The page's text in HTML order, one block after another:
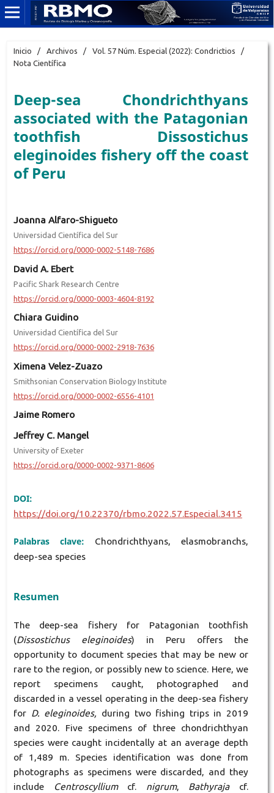
Inicio / Archivos / Vol. 57 Núm. Especial (2022): Condrictios
/
Nota Científica
Deep-sea Chondrichthyans
associated with the Patagonian
toothfish Dissostichus
eleginoides fishery off the coast
of Peru
Joanna Alfaro-Shigueto
Universidad Científica del Sur
https://orcid.org/0000-0002-5148-7686
David A. Ebert
Pacific Shark Research Centre
https://orcid.org/0000-0003-4604-8192
Chiara Guidino
Universidad Científica del Sur
https://orcid.org/0000-0002-2918-7636
Ximena Velez-Zuazo
Smithsonian Conservation Biology Institute
https://orcid.org/0000-0002-6556-4101
Jaime Romero
Jeffrey C. Mangel
University of Exeter
https://orcid.org/0000-0002-9371-8606
DOI:
https://doi.org/10.22370/rbmo.2022.57.Especial.3415
Palabras clave:
Chondrichthyans, elasmobranchs,
deep-sea species
Resumen
The deep-sea fishery for Patagonian toothfish
(Dissostichus eleginoides) in Peru offers the
opportunity to document species that may be new or
rare to the region, or possibly new to science. Here, we
report specimens caught, photographed and
discarded in a vessel operating in the deep-sea fishery
for D. eleginoides, during two fishing trips in 2019
and 2020. Five specimens of three chondrichthyan
species were caught incidentally at an average depth
of 1,489 m. Species identification was done from
photographs as specimens were discarded, and they
include
Centroscyllium cf. nigrum, Bathyraja cf.